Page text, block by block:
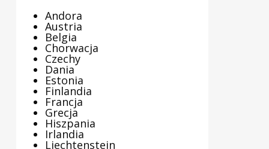
Andora
Austria
Belgia
Chorwacja
Czechy
Dania
Estonia
Finlandia
Francja
Grecja
Hiszpania
Irlandia
Liechtenstein